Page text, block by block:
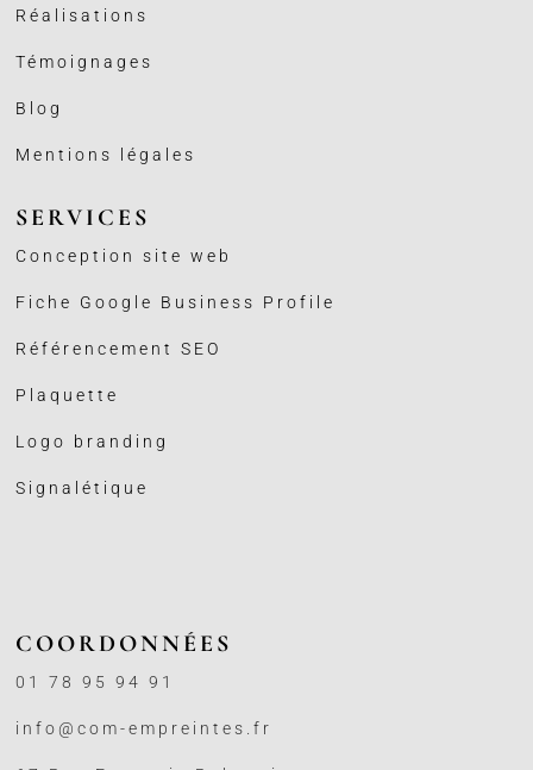
Réalisations
Témoignages
Blog
Mentions légales
SERVICES
Conception site web
Fiche Google Business Profile
Référencement SEO
Plaquette
Logo branding
Signalétique
COORDONNÉES
01 78 95 94 91
info@com-empreintes.fr